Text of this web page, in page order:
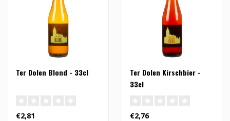
Ter Dolen Blond - 33cl
€2,81
Ter Dolen Kirschbier -
33cl
€2,76